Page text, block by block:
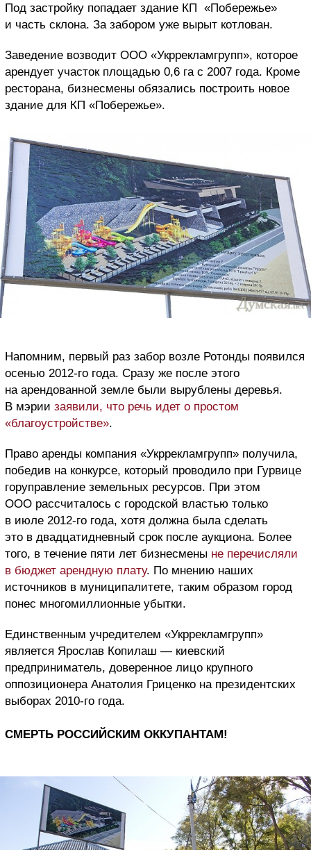
Под застройку попадает здание КП «Побережье»
и часть склона. За забором уже вырыт котлован.
Заведение возводит ООО «Укррекламгрупп», которое
арендует участок площадью 0,6 га с 2007 года. Кроме
ресторана, бизнесмены обязались построить новое
здание для КП «Побережье».
Напомним, первый раз забор возле Ротонды появился
осенью 2012-го года. Сразу же после этого
на арендованной земле были вырублены деревья.
В мэрии заявили, что речь идет о простом
«благоустройстве».
Право аренды компания «Укррекламгрупп» получила,
победив на конкурсе, который проводило при Гурвице
горуправление земельных ресурсов. При этом
ООО рассчиталось с городской властью только
в июле 2012-го года, хотя должна была сделать
это в двадцатидневный срок после аукциона. Более
того, в течение пяти лет бизнесмены не перечисляли
в бюджет арендную плату. По мнению наших
источников в муниципалитете, таким образом город
понес многомиллионные убытки.
Единственным учредителем «Укррекламгрупп»
является Ярослав Копилаш — киевский
предприниматель, доверенное лицо крупного
оппозиционера Анатолия Гриценко на президентских
выборах 2010-го года.
СМЕРТЬ РОССИЙСКИМ ОККУПАНТАМ!